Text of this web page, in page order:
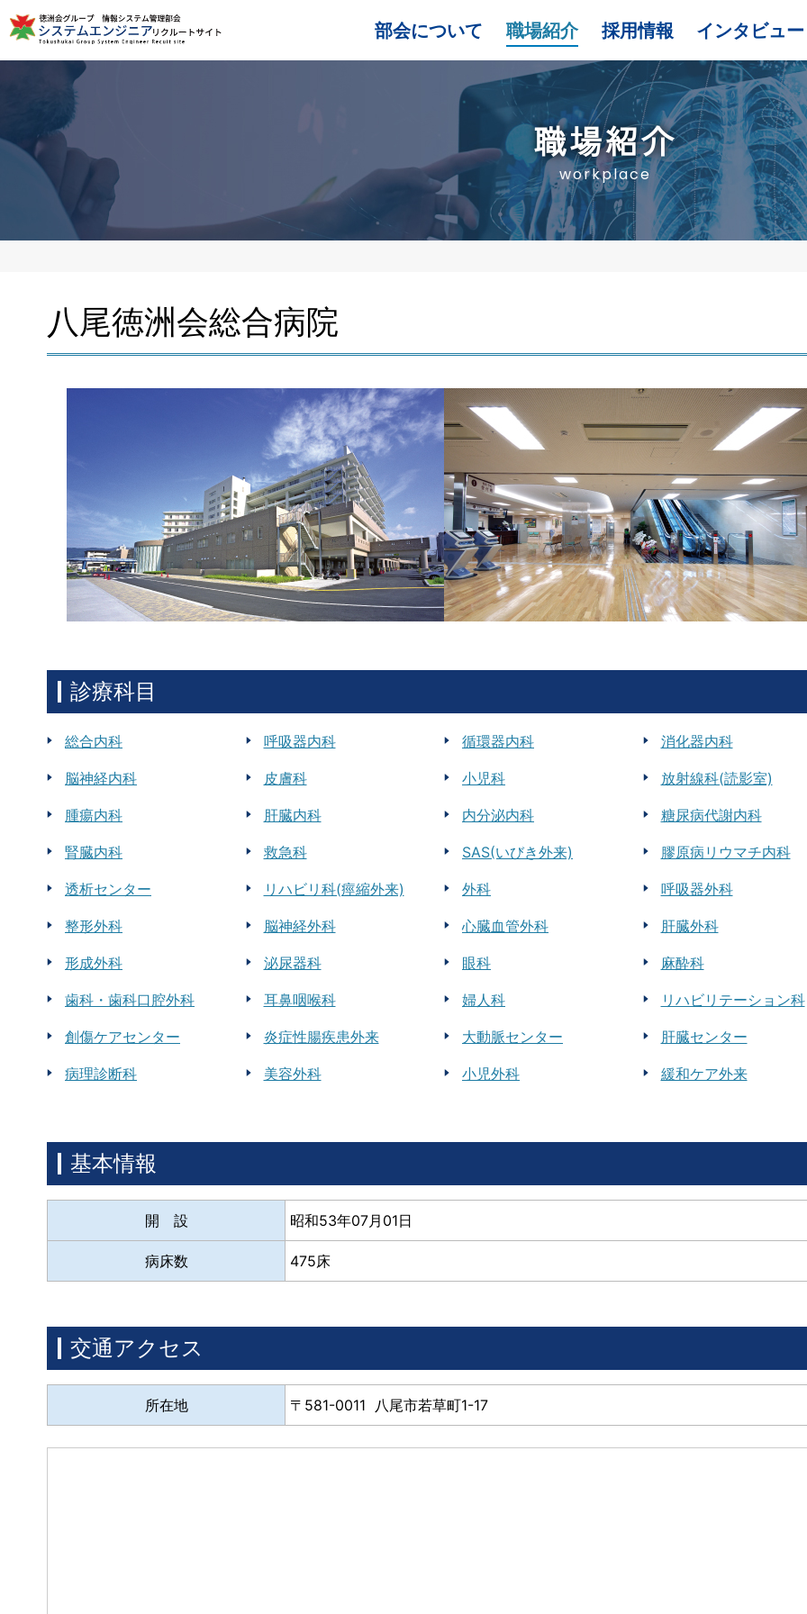
部会について 職場紹介 採用情報 インタビュー
職場紹介
workplace
八尾徳洲会総合病院
診療科目
総合内科 呼吸器内科 循環器内科 消化器内科
脳神経内科 皮膚科 小児科 放射線科(読影室)
腫瘍内科 肝臓内科 内分泌内科 糖尿病代謝内科
腎臓内科 救急科 SAS(いびき外来) 膠原病リウマチ内科
透析センター リハビリ科(痙縮外来) 外科 呼吸器外科
整形外科 脳神経外科 心臓血管外科 肝臓外科
形成外科 泌尿器科 眼科 麻酔科
歯科・歯科口腔外科 耳鼻咽喉科 婦人科 リハビリテーション科
創傷ケアセンター 炎症性腸疾患外来 大動脈センター 肝臓センター
病理診断科 美容外科 小児外科 緩和ケア外来
基本情報
開 設 昭和53年07月01日
病床数 475床
交通アクセス
所在地 581-0011 八尾市若草町1-17